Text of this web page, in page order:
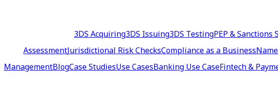
3DS Acquiring3DS Issuing3DS TestingPEP & Sanctions
AssessmentJurisdictional Risk ChecksCompliance as a Business
ManagementBlogCase StudiesUse CasesBanking Use CaseFintech &